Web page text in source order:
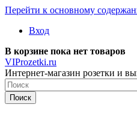
Перейти к основному
Вход
В корзине пока нет товаров
VIProzetki.ru
Интернет-магазин розетки и